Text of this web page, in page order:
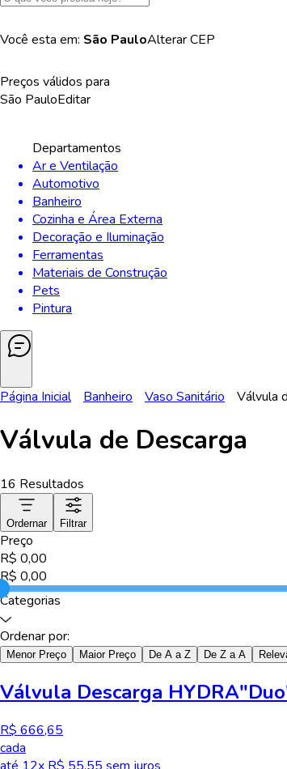
Você esta em: São PauloAlterarCEP
Preços válidos para
São PauloEditar
Departamentos
Ar e Ventilação
Automotivo
Banheiro
Cozinha e Área Externa
Decoração e Iluminação
Ferramentas
Materiais de Construção
Pets
Pintura
Página Inicial Banheiro Vaso Sanitário Válvula
Válvula de Descarga
16 Resultados
Ordernar Filtrar
Preço
R$ 0,00
R$ 0,00
Categorias
Ordenar por:
Menor Preço Maior Preço De A a Z De Z a A
Válvula Descarga
R$ 666,65
cada